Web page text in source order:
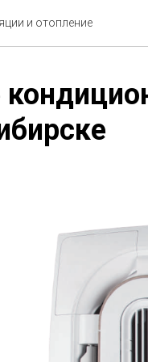
и отопление